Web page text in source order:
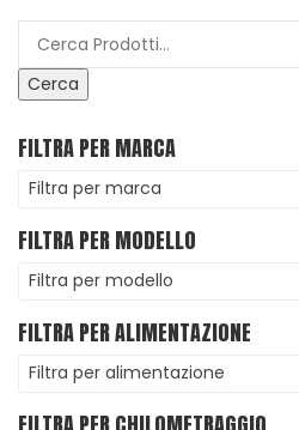
Cerca
FILTRA PER MARCA
Filtra per marca
FILTRA PER MODELLO
Filtra per modello
FILTRA PER ALIMENTAZIONE
Filtra per alimentazione